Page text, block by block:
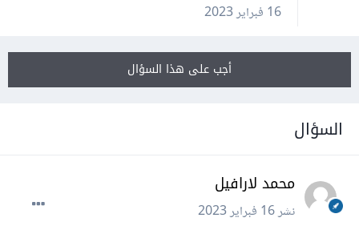
16 فبراير 2023
أجب على هذا السؤال
السؤال
محمد لارافيل
نشر16 فبراير 2023